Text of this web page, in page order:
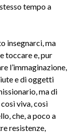
tempo a
insegnarci, ma
toccare e, pur
l’immaginazione,
e di oggetti
ma di
viva, così
che, a poco a
resistenze,